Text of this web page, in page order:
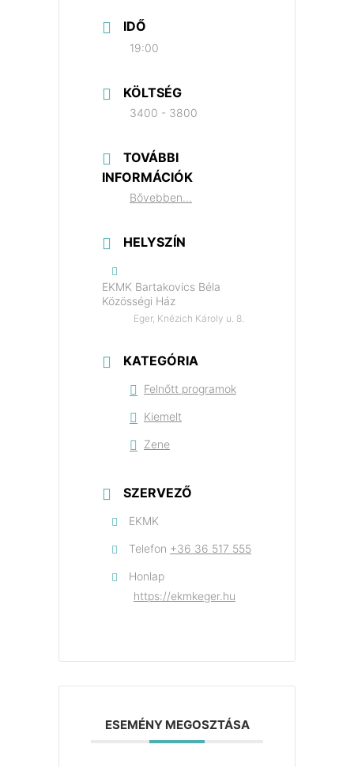
IDŐ
19:00
KÖLTSÉG
3400 - 3800
TOVÁBBI
INFORMÁCIÓK
Bővebben...
HELYSZÍN
EKMK Bartakovics Béla
Közösségi Ház
Eger, Knézich Károly u. 8.
KATEGÓRIA
Felnőtt programok
Kiemelt
Zene
SZERVEZŐ
EKMK
Telefon +36 36 517 555
Honlap
https://ekmkeger.hu
ESEMÉNY MEGOSZTÁSA